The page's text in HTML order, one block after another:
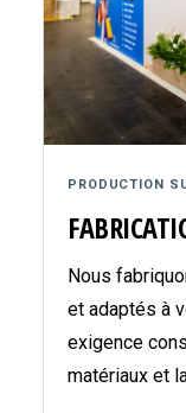
PRODUCTION
Nous
et adaptés à
exigence
matériaux et